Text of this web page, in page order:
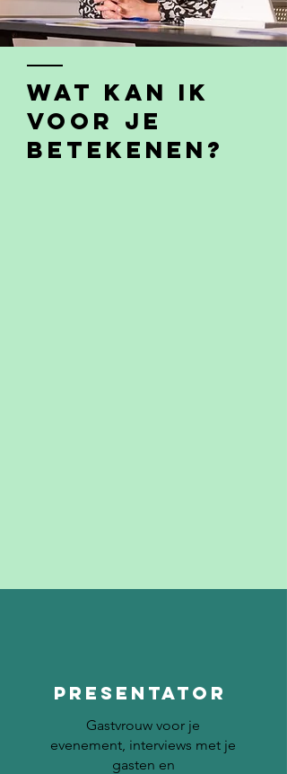
Wat kan ik
voor Je
BETEKENEN?
PRESENTATOR
Gastvrouw voor je
evenement, interviews met je
gasten en